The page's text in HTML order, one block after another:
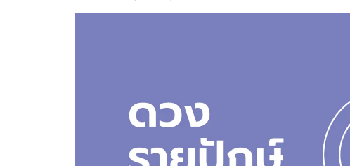
ดาวน์โหลดสนุกแอปฟรี ติดตามสนุกโซเชียลได้ที่